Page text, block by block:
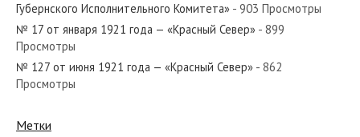
№ 163 от июля 1987 года — «Красный Север»
Губернского Исполнительного Комитета» - 903 Просмотры
№ 17 от января 1921 года — «Красный Север» - 899
Просмотры
№ 127 от июня 1921 года — «Красный Север» - 862
Просмотры
Метки